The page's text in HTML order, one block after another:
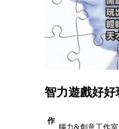
智力遊戲好好
作
腦力&創意工作室